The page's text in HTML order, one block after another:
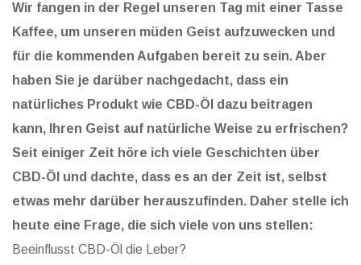
Wir fangen in der Regel unseren Tag mit einer Tasse
Kaffee, um unseren müden Geist aufzuwecken und
für die kommenden Aufgaben bereit zu sein. Aber
haben Sie je darüber nachgedacht, dass ein
natürliches Produkt wie CBD-Öl dazu beitragen
kann, Ihren Geist auf natürliche Weise zu erfrischen?
Seit einiger Zeit höre ich viele Geschichten über
CBD-Öl und dachte, dass es an der Zeit ist, selbst
etwas mehr darüber herauszufinden. Daher stelle ich
heute eine Frage, die sich viele von uns stellen:
Beeinflusst CBD-Öl die Leber?